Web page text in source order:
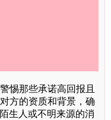
惕那些承诺高回报且
方的资质和背景，确
生人或不明来源的消